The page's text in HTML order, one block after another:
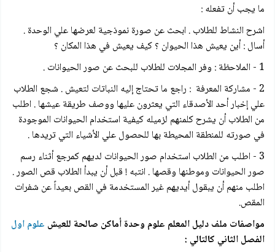
ما يجب أن تفعله :
اشرح النشاط للطلاب . ابحث عن صورة نموذجية لعرضها علي الوحدة .
أسال : أين يعيش هذا الحيوان ؟ كيف يعيش في هذا المكان ؟
1 - الملاحظة : وفر المجلات للطلاب للبحث عن صور الحيوانات .
2 - مشاركة المعرفة : راجع ما تحتاج إليه النباتات لتعيش . شجع الطلاب
علي إخبار أحد الأصدقاء التي يعثرون عليها ووصف طريقة عيشها . اطلب
من الطلاب أن يشرح كلمنهم لزميله كيفية استخدام الحيوانات الموجودة
في صورته للمنطقة المحيطة بها للحصول علي الأشياء التي تريدها .
3 - اطلب من الطلاب استخدام صور الحيوانات لديهم كمرجع أثناء رسم
صور الحيوانات وموطنها وقصها . انتبه ! قبل أن يبدأ الطلاب قص الصور .
اطلب منهم أن يبقول أيديهم غير المستخدمة في القص بعيداً عن شفرات
المقص.
مواصفات ملف دليل المعلم علوم وحدة أماكن صالحة للعيش علوم اول
الفصل الثاني كالتالي :